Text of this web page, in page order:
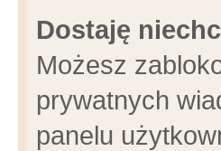
Dostaję
Możesz
prywatnych
panelu